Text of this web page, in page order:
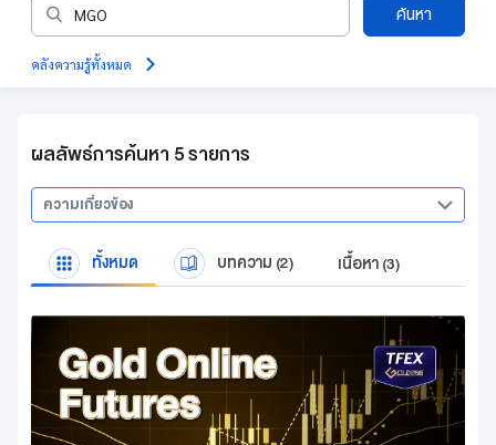
ค้นหา
คลังความรู้ทั้งหมด
ผลลัพธ์การค้นหา 5 รายการ
ความเกี่ยวข้อง
ทั้งหมด บทความ (2) เนื้อหา (3)